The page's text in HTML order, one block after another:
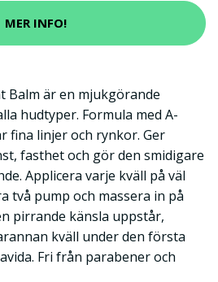
MER INFO!
Balm är en mjukgörande
hudtyper. Formula med A-
fina linjer och rynkor. Ger
fasthet och gör den smidigare
Applicera varje kväll på väl
två pump och massera in på
pirrande känsla uppstår,
kväll under den första
Fri från parabener och